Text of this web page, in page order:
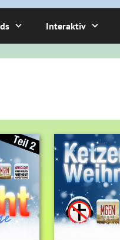
Interaktiv